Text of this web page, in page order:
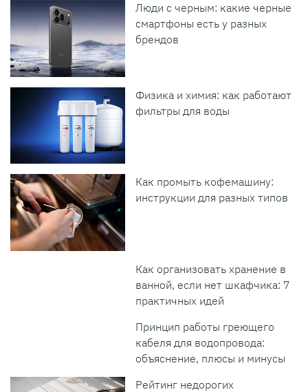
Люди с черным: какие черные
смартфоны есть у разных
брендов
Физика и химия: как работают
фильтры для воды
Как промыть кофемашину:
инструкции для разных типов
Как организовать хранение в
ванной, если нет шкафчика: 7
практичных идей
Принцип работы греющего
кабеля для водопровода:
объяснение, плюсы и минусы
Рейтинг недорогих